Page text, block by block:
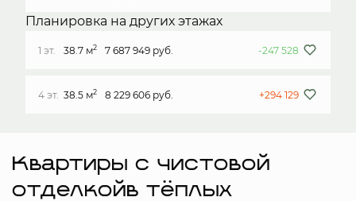
Планировка на других этажах
1 эт. 38.7 м2 7 687 949 руб. -247 528
4 эт. 38.5 м2 8 229 606 руб. +294 129
Квартиры с чистовой
отделкойв тёплых